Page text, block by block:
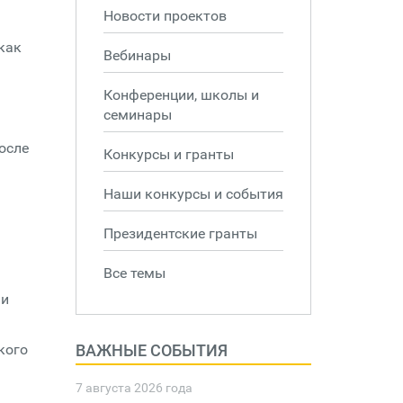
Новости проектов
Вебинары
Конференции, школы и
семинары
Конкурсы и гранты
Наши конкурсы и события
Президентские гранты
Все темы
ВАЖНЫЕ СОБЫТИЯ
7 августа 2026 года